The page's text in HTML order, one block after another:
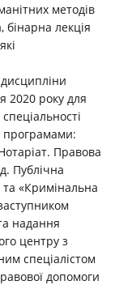
методiв
бiнарна лекцiя
дисциплiни
2020 року для
програмами:
Правова
Публічна
та «Кримінальна
надання
центру з
спецiалiстом
допомоги